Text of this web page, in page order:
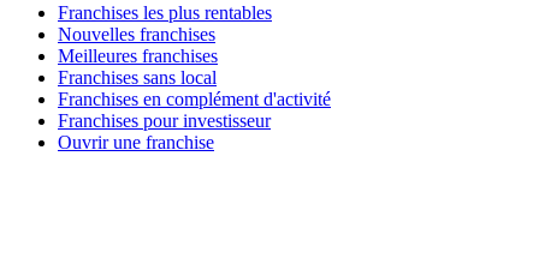
Franchises les plus rentables
Nouvelles franchises
Meilleures franchises
Franchises sans local
Franchises en complément d'activité
Franchises pour investisseur
Ouvrir une franchise